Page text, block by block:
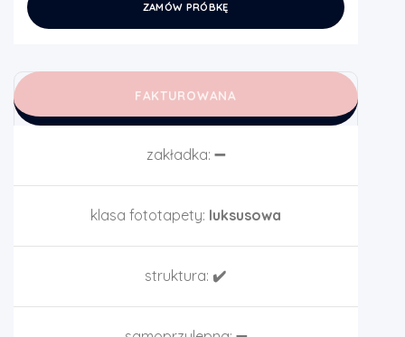
ZAMÓW PRÓBKĘ
FAKTUROWANA
zakładka: ➖
klasa fototapety: luksusowa
struktura: ✔️